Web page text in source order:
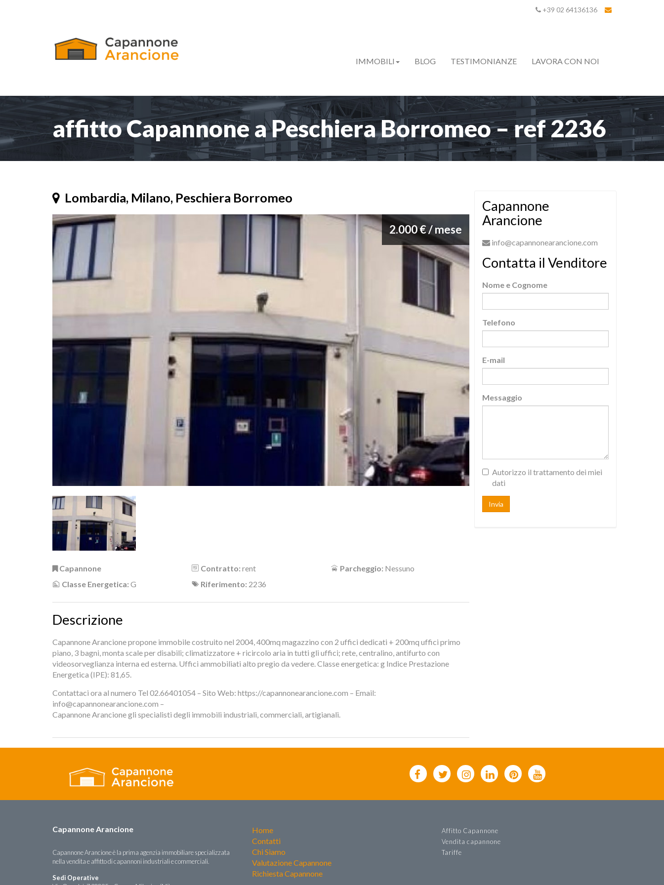
IMMOBILI BLOG TESTIMONIANZE LAVORA CON NOI
+39 02 64136136
affitto Capannone a Peschiera Borromeo – ref 2236
Lombardia, Milano, Peschiera Borromeo
2.000 € / mese
Capannone Contratto: rent Parcheggio: Nessuno
Classe Energetica: G Riferimento: 2236
Descrizione
Capannone Arancione propone immobile costruito nel 2004, 400mq magazzino con 2 uffici dedicati + 200mq uffici primo
piano, 3 bagni, monta scale per disabili; climatizzatore + ricircolo aria in tutti gli uffici; rete, centralino, antifurto con
videosorveglianza interna ed esterna. Uffici ammobiliati alto pregio da vedere. Classe energetica: g Indice Prestazione
Energetica (IPE): 81,65.
Contattaci ora al numero Tel 02.66401054 – Sito Web: https://capannonearancione.com – Email:
info@capannonearancione.com –
Capannone Arancione gli specialisti degli immobili industriali, commerciali, artigianali.
Capannone
Arancione
info@capannonearancione.com
Contatta il Venditore
Nome e Cognome
Telefono
E-mail
Messaggio
Autorizzo il trattamento dei miei
dati
Invia
Capannone Arancione
Capannone Arancione è la prima agenzia immobiliare specializzata
nella vendita e affitto di capannoni industriali e commerciali.
Sedi Operative
Home
Contatti
Chi Siamo
Valutazione Capannone
Richiesta Capannone
Affitto Capannone
Vendita capannone
Tariffe